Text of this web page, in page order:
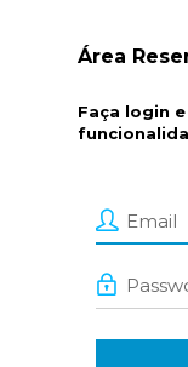
Área
Faça login